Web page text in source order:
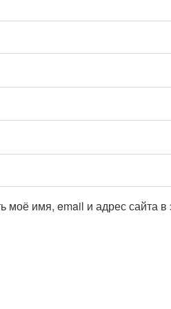
моё имя, email и адрес сайта